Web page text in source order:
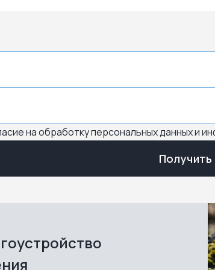
на обработку персональных данных и